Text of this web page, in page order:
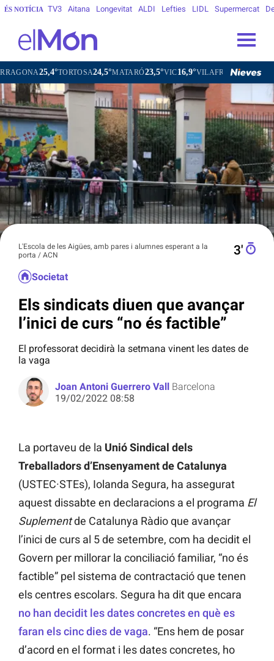
ÉS NOTÍCIA TV3 Aitana Longevitat ALDI Lefties LIDL Supermercat
25,4°TORTOSA24,5°MATARÓ23,5°VIC16,9°VILAFRANCA DEL PENEDÈS
L'Escola de les Aigües, amb pares i alumnes esperant a la
porta / ACN
3′
Societat
Els sindicats diuen que avançar
l’inici de curs “no és factible”
El professorat decidirà la setmana vinent les dates de
la vaga
Joan Antoni Guerrero Vall Barcelona
19/02/2022 08:58
La portaveu de la Unió Sindical dels
Treballadors d’Ensenyament de Catalunya
(USTEC·STEs), Iolanda Segura, ha assegurat
aquest dissabte en declaracions a el programa El
Suplementde Catalunya Ràdio que avançar
l’inici de curs al 5 de setembre, com ha decidit el
Govern per millorar la conciliació familiar, “no és
factible” pel sistema de contractació que tenen
els centres escolars. Segura ha dit que encara
no han decidit les dates concretes en què es
faran els cinc dies de vaga. “Ens hem de posar
d’acord en el format i les dates concretes, ho